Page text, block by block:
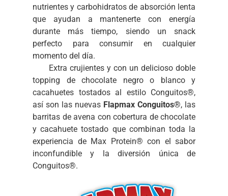
nutrientes y carbohidratos de absorción lenta
que ayudan a mantenerte con energía
durante más tiempo, siendo un snack
perfecto para consumir en cualquier
momento del día.
Extra crujientes y con un delicioso doble
topping de chocolate negro o blanco y
cacahuetes tostados al estilo Conguitos®,
así son las nuevas Flapmax Conguitos®, las
barritas de avena con cobertura de chocolate
y cacahuete tostado que combinan toda la
experiencia de Max Protein® con el sabor
inconfundible y la diversión única de
Conguitos®.